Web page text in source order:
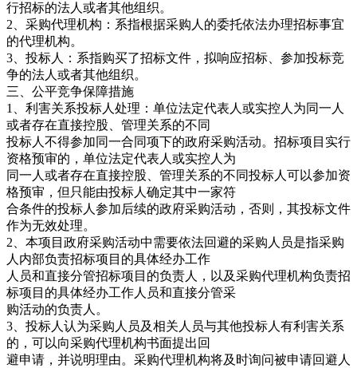
行招标的法人或者其他组织。
2、采购代理机构：系指根据采购人的委托依法办理招标事宜
的代理机构。
3、投标人：系指购买了招标文件，拟响应招标、参加投标竞
争的法人或者其他组织。
三、公平竞争保障措施
1、利害关系投标人处理：单位法定代表人或实控人为同一人
或者存在直接控股、管理关系的不同
投标人不得参加同一合同项下的政府采购活动。招标项目实行
资格预审的，单位法定代表人或实控人为
同一人或者存在直接控股、管理关系的不同投标人可以参加资
格预审，但只能由投标人确定其中一家符
合条件的投标人参加后续的政府采购活动，否则，其投标文件
作为无效处理。
2、本项目政府采购活动中需要依法回避的采购人员是指采购
人内部负责招标项目的具体经办工作
人员和直接分管招标项目的负责人，以及采购代理机构负责招
标项目的具体经办工作人员和直接分管采
购活动的负责人。
3、投标人认为采购人员及相关人员与其他投标人有利害关系
的，可以向采购代理机构书面提出回
避申请，并说明理由。采购代理机构将及时询问被申请回避人